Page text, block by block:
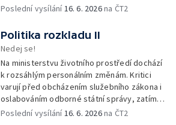
po desetiletí zarůstala, a zároveň znovu
Poslední vysílání16. 6. 2026na ČT2
Politika rozkladu II
Nedej se!
Na ministerstvu životního prostředí dochází
k rozsáhlým personálním změnám. Kritici
varují před obcházením služebního zákona i
oslabováním odborné státní správy, zatímco
úředníkům přibývá práce na projektech,
Poslední vysílání16. 6. 2026na ČT2